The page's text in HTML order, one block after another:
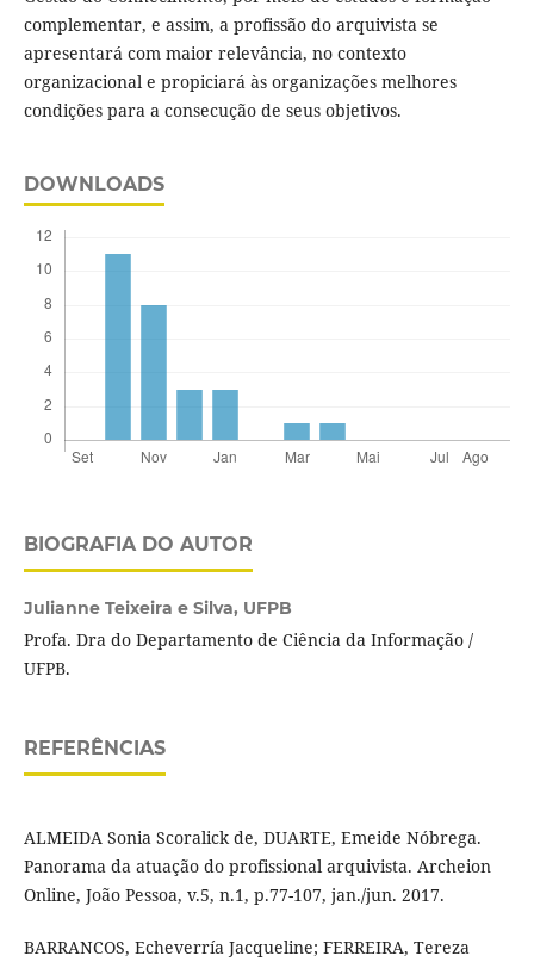
complementar, e assim, a profissão do arquivista se
apresentará com maior relevância, no contexto
organizacional e propiciará às organizações melhores
condições para a consecução de seus objetivos.
DOWNLOADS
BIOGRAFIA DO AUTOR
Julianne Teixeira e Silva, UFPB
Profa. Dra do Departamento de Ciência da Informação /
UFPB.
REFERÊNCIAS
ALMEIDA Sonia Scoralick de, DUARTE, Emeide Nóbrega.
Panorama da atuação do profissional arquivista. Archeion
Online, João Pessoa, v.5, n.1, p.77-107, jan./jun. 2017.
BARRANCOS, Echeverría Jacqueline; FERREIRA, Tereza